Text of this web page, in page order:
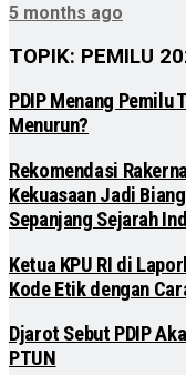
5 months ago
TOPIK: PEMILU
PDIP Menang Pemilu
Menurun?
Rekomendasi
Kekuasaan Jadi
Sepanjang Sejarah
Ketua KPU RI di
Kode Etik dengan
Djarot Sebut PDIP
PTUN